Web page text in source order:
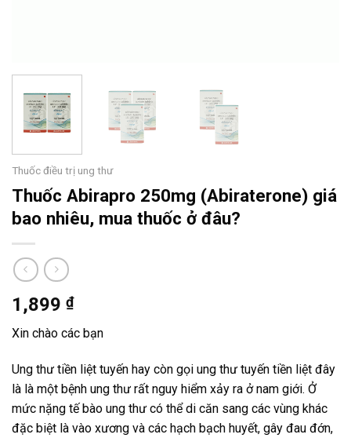
Thuốc điều trị ung thư
Thuốc Abirapro 250mg (Abiraterone) giá
bao nhiêu, mua thuốc ở đâu?
1,899 ₫
Xin chào các bạn
Ung thư tiền liệt tuyến hay còn gọi ung thư tuyến tiền liệt đây
là là một bệnh ung thư rất nguy hiểm xảy ra ở nam giới. Ở
mức nặng tế bào ung thư có thể di căn sang các vùng khác
đặc biệt là vào xương và các hạch bạch huyết, gây đau đớn,